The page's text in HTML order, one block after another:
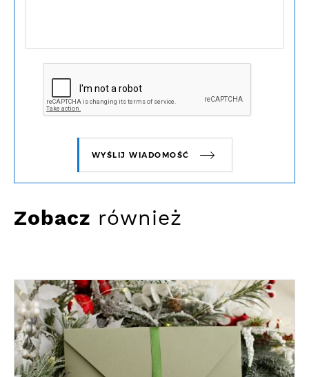
WYŚLIJ WIADOMOŚĆ
Zobacz również